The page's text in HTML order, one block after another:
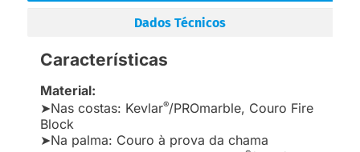
Dados Técnicos
Características
Material:
➤Nas costas: Kevlar®/PROmarble, Couro Fire
Block
➤Na palma: Couro à prova da chama